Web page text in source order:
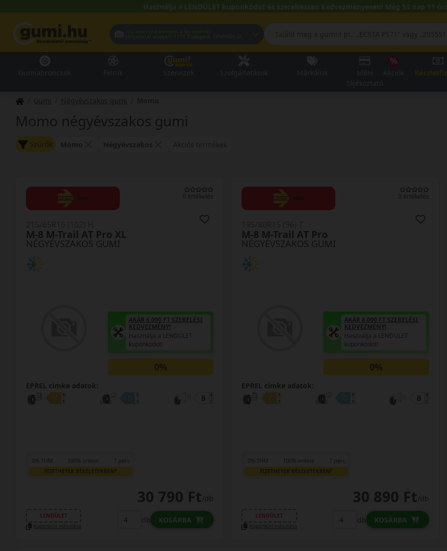
Használja a LENDÜLET kuponkódot és szereltessen kedvezményesen! Még 53 nap 11
Gumi Négyévszakos gumi
Momo négyévszakos gumi
Szűrők
0 értékelés
NÉGYÉVSZAKOS GUMI
M-8 M-Trail AT Pro XL
AKÁR 6.000 FT SZERELÉSI
KEDVEZMÉNY!
Használja a LENDÜLET
kuponkódot!
0%
EPREL cimke adatok:
0% THM 100% online 7 perc
FIZETHETEK RÉSZLETEKBEN?
30 790 Ft/db
LENDÜLET
Kuponkód másolása
db KOSÁRBA
0 értékelés
NÉGYÉVSZAKOS GUMI
M-8 M-Trail AT Pro
AKÁR 8.000 FT SZERELÉSI
KEDVEZMÉNY!
Használja a LENDÜLET
kuponkódot!
0%
EPREL cimke adatok:
0% THM 100% online 7 perc
FIZETHETEK RÉSZLETEKBEN?
30 890 Ft/db
LENDÜLET
Kuponkód másolása
db KOSÁRBA